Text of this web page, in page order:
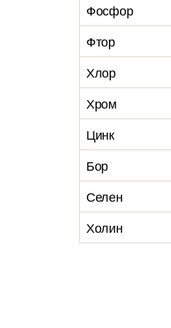
Фосфор
Фтор
Хлор
Хром
Цинк
Бор
Селен
Холин